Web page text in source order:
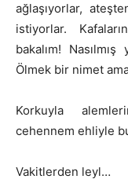
ağlaşıyorlar,
istiyorlar.
bakalım! Nasılmış
Ölmek bir nimet
Korkuyla
cehennem ehliyle
Vakitlerden leyl…